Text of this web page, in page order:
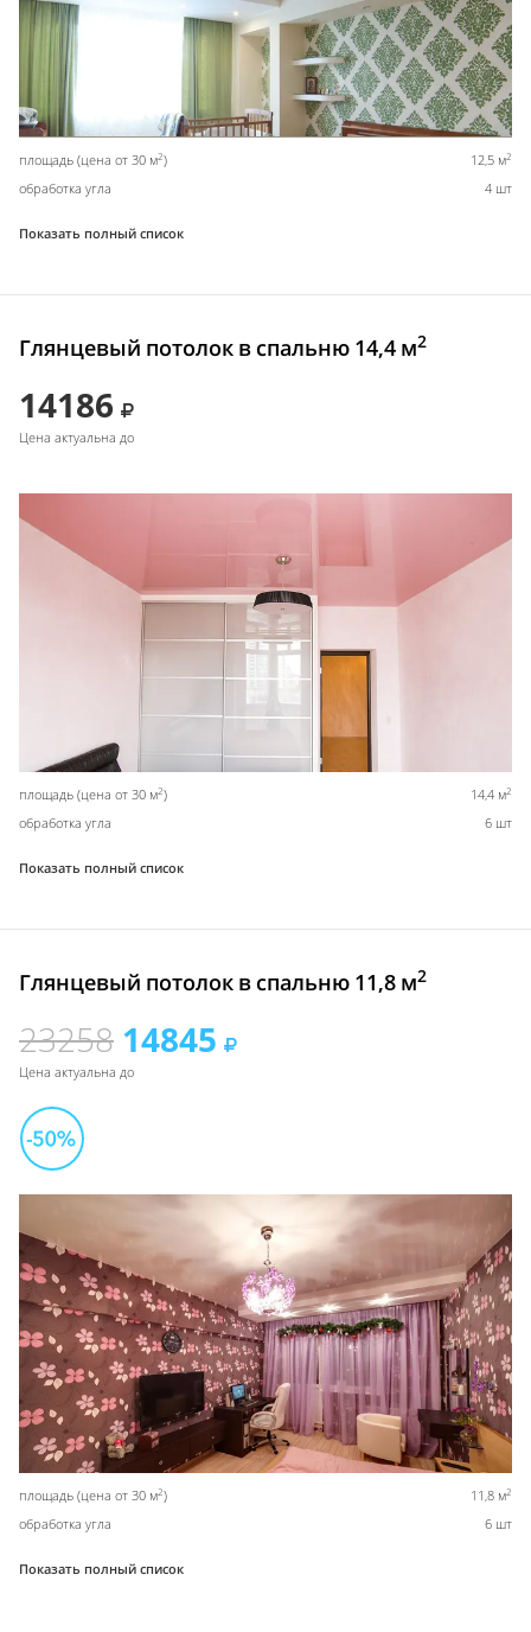
площадь (цена от 30 м2) 12,5 м2
обработка угла 4 шт
Показать полный список
Глянцевый потолок в спальню 14,4 м2
14186
Цена актуальна до
площадь (цена от 30 м2) 14,4 м2
обработка угла 6 шт
Показать полный список
Глянцевый потолок в спальню 11,8 м2
23258 14845
Цена актуальна до
площадь (цена от 30 м2) 11,8 м2
обработка угла 6 шт
Показать полный список